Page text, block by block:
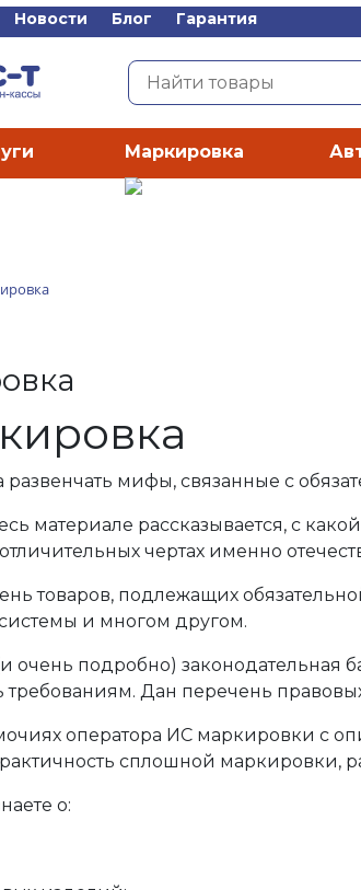
Новости Блог Гарантия
Маркировка
развенчать мифы, связанные с
материале рассказывается, с
чертах именно
товаров, подлежащих
и многом другом.
очень подробно)
Дан перечень
оператора ИС маркировки с
сплошной маркировки,
о: